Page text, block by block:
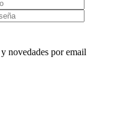
novedades por email